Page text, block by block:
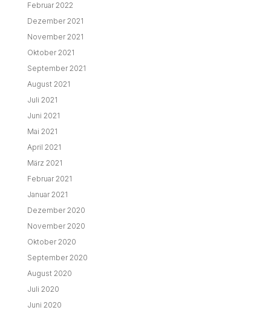
Februar 2022
Dezember 2021
November 2021
Oktober 2021
September 2021
August 2021
Juli 2021
Juni 2021
Mai 2021
April 2021
März 2021
Februar 2021
Januar 2021
Dezember 2020
November 2020
Oktober 2020
September 2020
August 2020
Juli 2020
Juni 2020